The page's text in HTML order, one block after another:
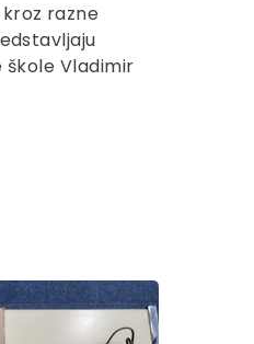
razne
škole Vladimir